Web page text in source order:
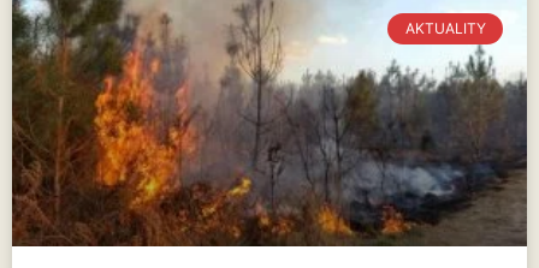
AKTUALITY